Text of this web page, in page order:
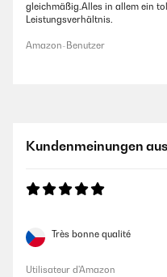
gleichmäßig.Alles in allem ein
Leistungsverhältnis.
Amazon-Benutzer
Kundenmeinungen
Très bonne qualité
Utilisateur d'Amazon